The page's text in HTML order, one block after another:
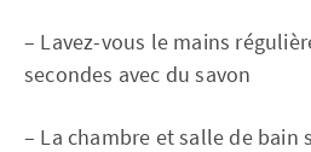
– Lavez-vous le mains
secondes avec du savon
– La chambre et salle de